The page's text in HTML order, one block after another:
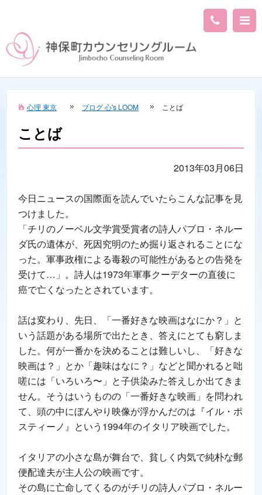
心理 東京 ブログ 心's LOOM ことば
ことば
2013年03月06日
今日ニュースの国際面を読んでいたらこんな記事を見
つけました。
「チリのノーベル文学賞受賞者の詩人パブロ・ネルー
ダ氏の遺体が、死因究明のため掘り返されることにな
った。軍事政権による毒殺の可能性があるとの告発を
受けて…」。詩人は1973年軍事クーデターの直後に
癌で亡くなったとされています。
話は変わり、先日、「一番好きな映画はなにか？」と
いう話題がある場所で出たとき、答えにとても窮しま
した。何が一番かを決めることは難しいし、「好きな
映画は？」とか「趣味はなに？」などと聞かれると咄
嗟には「いろいろ〜」と子供染みた答えしか出てきま
せん。そうはいうものの「一番好きな映画」を問われ
て、頭の中にぼんやり映像が浮かんだのは『イル・ポ
スティーノ』という1994年のイタリア映画でした。
イタリアの小さな島が舞台で、貧しく内気で純朴な郵
便配達夫が主人公の映画です。
その島に亡命してくるのがチリの詩人パブロ・ネルー